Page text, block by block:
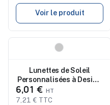
Voir le produit
Lunettes de Soleil
Personnalisées à Design
Exclusif - Thezin
6,01 €
7,21 € TTC